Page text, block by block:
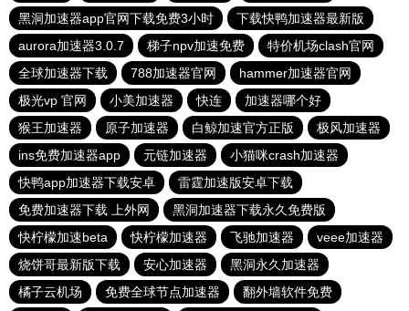
黑洞加速器app官网下载免费3小时
下载快鸭加速器最新版
aurora加速器3.0.7
梯子npv加速免费
特价机场clash官网
全球加速器下载
788加速器官网
hammer加速器官网
极光vp 官网
小美加速器 快连
加速器哪个好
猴王加速器
原子加速器 白鲸加速官方正版
极风加速器
ins免费加速器app
元链加速器
小猫咪crash加速器
快鸭app加速器下载安卓
雷霆加速版安卓下载
免费加速器下载 上外网
黑洞加速器下载永久免费版
快柠檬加速beta
快柠檬加速器 飞驰加速器
veee加速器
烧饼哥最新版下载
安心加速器
黑洞永久加速器
橘子云机场
免费全球节点加速器
翻外墙软件免费